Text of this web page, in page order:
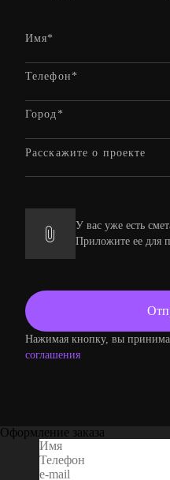
У вас уже есть
Приложите ее для
Нажимая кнопку, вы
соглашения
Оформление заказа